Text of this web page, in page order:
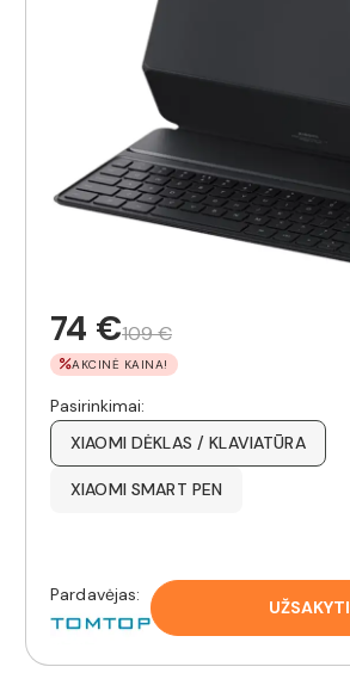
74 €109 €
AKCINĖ KAINA!
Pasirinkimai:
XIAOMI DĖKLAS / KLAVIATŪRA
XIAOMI SMART PEN
Pardavėjas:
UŽSAKYTI